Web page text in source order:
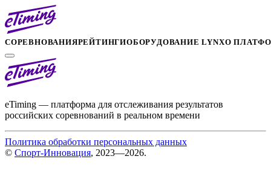
СОРЕВНОВАНИЯРЕЙТИНГИОБОРУДОВАНИЕ LYNXО
eTiming — платформа для отслеживания результатов
российских соревнований в реальном времени
Политика обработки персональных данных
© Спорт-Инновация, 2023—2026.